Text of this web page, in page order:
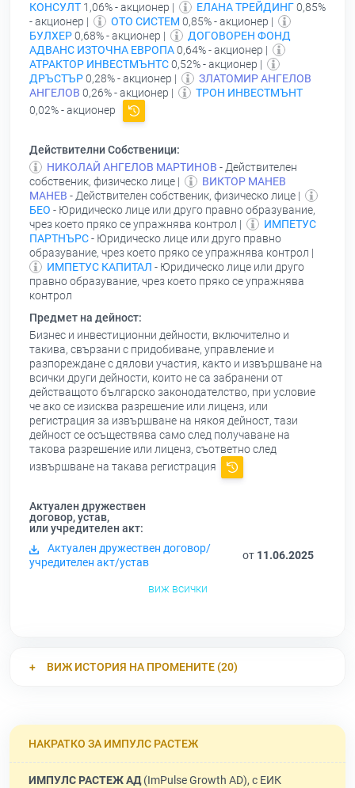
КОНСУЛТ 1,06% - акционер | ЕЛАНА ТРЕЙДИНГ0,85%
- акционер |
ОТО СИСТЕМ 0,85% - акционер |
БУЛХЕР0,68% - акционер |
ДОГОВОРЕН ФОНД
АДВАНС ИЗТОЧНА ЕВРОПА0,64% - акционер |
АТРАКТОР ИНВЕСТМЪНТС0,52% - акционер |
ДРЪСТЪР0,28% - акционер |
ЗЛАТОМИР АНГЕЛОВ
АНГЕЛОВ 0,26% - акционер |
ТРОН ИНВЕСТМЪНТ
0,02% - акционер
Действителни Собственици:
НИКОЛАЙ АНГЕЛОВ МАРТИНОВ - Действителен
собственик, физическо лице |
ВИКТОР МАНЕВ
МАНЕВ - Действителен собственик, физическо лице |
БЕО - Юридическо лице или друго правно образувание,
чрез което пряко се упражнява контрол |
ИМПЕТУС
ПАРТНЪРС- Юридическо лице или друго правно
образувание, чрез което пряко се упражнява контрол |
ИМПЕТУС КАПИТАЛ - Юридическо лице или друго
правно образувание, чрез което пряко се упражнява
контрол
Предмет на дейност:
Бизнес и инвестиционни дейности, включително и
такива, свързани с придобиване, управление и
разпореждане с дялови участия, както и извършване на
всички други дейности, които не са забранени от
действащото българско законодателство, при условие
че ако се изисква разрешение или лиценз, или
регистрация за извършване на някоя дейност, тази
дейност се осъществява само след получаване на
такова разрешение или лиценз, съответно след
извършване на такава регистрация
Актуален дружествен
договор, устав,
или учредителен акт:
Актуален дружествен договор/
учредителен акт/устав
от 11.06.2025
виж всички
ВИЖ ИСТОРИЯ НА ПРОМЕНИТЕ (20)
НАКРАТКО ЗА ИМПУЛС РАСТЕЖ
ИМПУЛС РАСТЕЖ АД(ImPulse Growth AD), с ЕИК